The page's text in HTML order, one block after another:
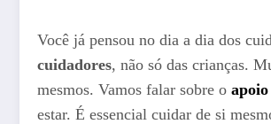
Você já pensou no dia a dia dos
cuidadores, não só das crianças.
mesmos. Vamos falar sobre o
estar. É essencial cuidar de si